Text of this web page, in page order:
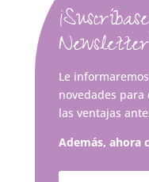
Le
novedades
las ventajas
Además, ahora